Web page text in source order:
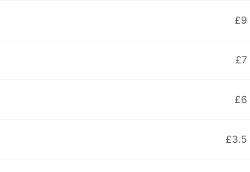
£9
£7
£6
£3.5